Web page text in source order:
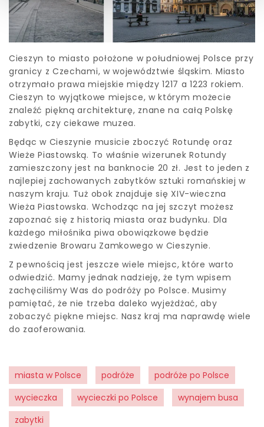
Cieszyn to miasto położone w południowej Polsce przy
granicy z Czechami, w województwie śląskim. Miasto
otrzymało prawa miejskie między 1217 a 1223 rokiem.
Cieszyn to wyjątkowe miejsce, w którym możecie
znaleźć piękną architekturę, znane na całą Polskę
zabytki, czy ciekawe muzea.
Będąc w Cieszynie musicie zboczyć Rotundę oraz
Wieże Piastowską. To właśnie wizerunek Rotundy
zamieszczony jest na banknocie 20 zł. Jest to jeden z
najlepiej zachowanych zabytków sztuki romańskiej w
naszym kraju. Tuż obok znajduje się XIV-wieczna
Wieża Piastowska. Wchodząc na jej szczyt możesz
zapoznać się z historią miasta oraz budynku. Dla
każdego miłośnika piwa obowiązkowe będzie
zwiedzenie Browaru Zamkowego w Cieszynie.
Z pewnością jest jeszcze wiele miejsc, które warto
odwiedzić. Mamy jednak nadzieję, że tym wpisem
zachęciliśmy Was do podróży po Polsce. Musimy
pamiętać, że nie trzeba daleko wyjeżdżać, aby
zobaczyć piękne miejsc. Nasz kraj ma naprawdę wiele
do zaoferowania.
miasta w Polsce podróże
podróże po Polsce
wycieczka
wycieczki po Polsce
wynajem busa
zabytki